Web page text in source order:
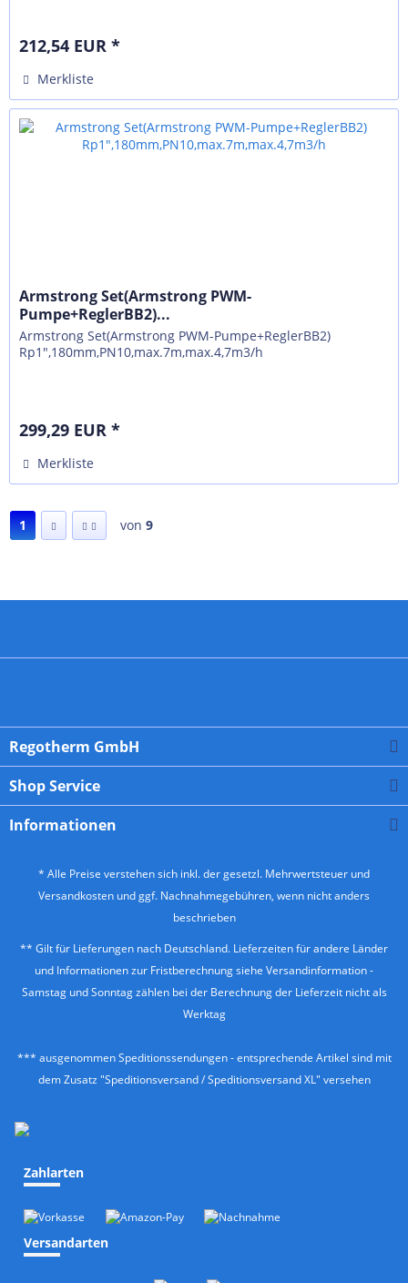
212,54 EUR *
Merkliste
Armstrong Set(Armstrong PWM-
Pumpe+ReglerBB2)...
Armstrong Set(Armstrong PWM-Pumpe+ReglerBB2)
Rp1",180mm,PN10,max.7m,max.4,7m3/h
299,29 EUR *
Merkliste
1 von 9
Regotherm GmbH
Shop Service
Informationen
* Alle Preise verstehen sich inkl. der gesetzl. Mehrwertsteuer und
Versandkosten und ggf. Nachnahmegebühren, wenn nicht anders
beschrieben
** Gilt für Lieferungen nach Deutschland. Lieferzeiten für andere Länder
und Informationen zur Fristberechnung siehe Versandinformation-
Samstag und Sonntag zählen bei der Berechnung der Lieferzeit nicht als
Werktag
*** ausgenommen Speditionssendungen - entsprechende Artikel sind mit
dem Zusatz "Speditionsversand / Speditionsversand XL" versehen
Zahlarten
Versandarten